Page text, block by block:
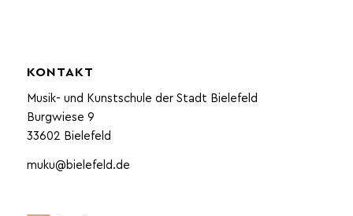
KONTAKT
Musik- und Kunstschule der Stadt Bielefeld
Burgwiese 9
33602 Bielefeld
muku@bielefeld.de